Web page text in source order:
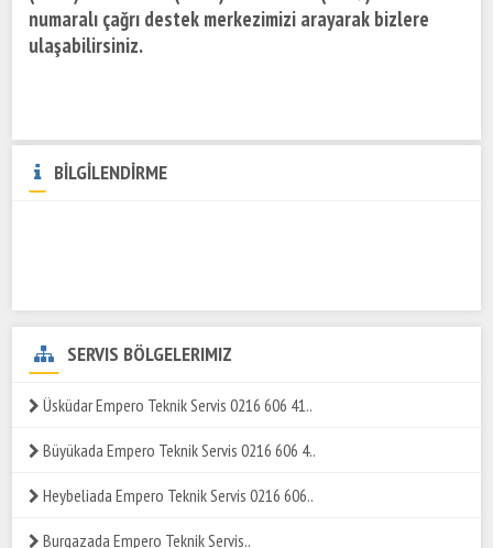
numaralı çağrı destek merkezimizi arayarak bizlere
ulaşabilirsiniz.
BİLGİLENDİRME
SERVIS BÖLGELERIMIZ
Üsküdar Empero Teknik Servis 0216 606 41..
Büyükada Empero Teknik Servis 0216 606 4..
Heybeliada Empero Teknik Servis 0216 606..
Burgazada Empero Teknik Servis..